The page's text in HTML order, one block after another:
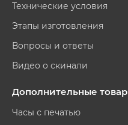
Технические условия
Этапы изготовления
Вопросы и ответы
Видео о скинали
Дополнительные
Часы с печатью